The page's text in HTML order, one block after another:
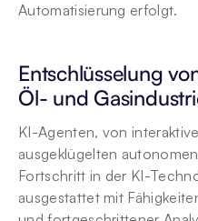
Automatisierung erfolgt.
Entschlüsselung
Öl- und
KI-Agenten, von
ausgeklügelten
Fortschritt in der KI-
ausgestattet mit